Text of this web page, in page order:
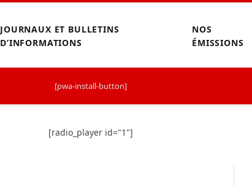
JOURNAUX ET BULLETINS
D’INFORMATIONS
NOS
ÉMISSIONS
[pwa-install-button]
[radio_player id="1"]